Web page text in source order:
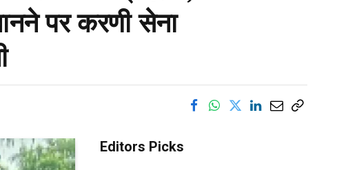
पर करणी सेना
Editors Picks